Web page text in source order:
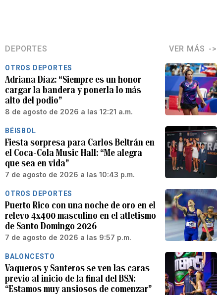
DEPORTES VER MÁS
OTROS DEPORTES
Adriana Díaz: “Siempre es un honor
cargar la bandera y ponerla lo más
alto del podio”
8 de agosto de 2026 a las 12:21 a.m.
BÉISBOL
Fiesta sorpresa para Carlos Beltrán en
el Coca-Cola Music Hall: “Me alegra
que sea en vida”
7 de agosto de 2026 a las 10:43 p.m.
OTROS DEPORTES
Puerto Rico con una noche de oro en el
relevo 4x400 masculino en el atletismo
de Santo Domingo 2026
7 de agosto de 2026 a las 9:57 p.m.
BALONCESTO
Vaqueros y Santeros se ven las caras
previo al inicio de la final del BSN:
“Estamos muy ansiosos de comenzar”